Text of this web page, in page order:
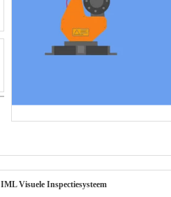
IML Visuele Inspectiesysteem